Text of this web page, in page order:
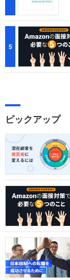
5
ピックアップ